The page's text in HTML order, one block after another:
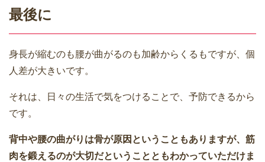
最後に
身長が縮むのも腰が曲がるのも加齢からくるもですが、個
人差が大きいです。
それは、日々の生活で気をつけることで、予防できるから
です。
背中や腰の曲がりは骨が原因ということもありますが、筋
肉を鍛えるのが大切だということともわかっていただけま